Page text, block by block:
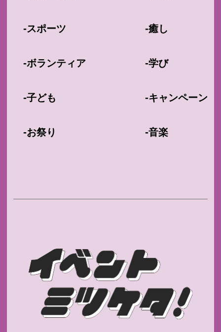
-スポーツ
-ボランティア
-子ども
-お祭り
-癒し
-学び
-キャンペーン
-音楽